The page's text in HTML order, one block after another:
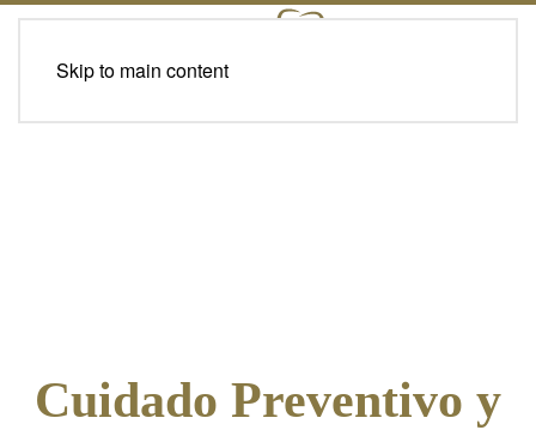
Skip to main content
Cuidado Preventivo y